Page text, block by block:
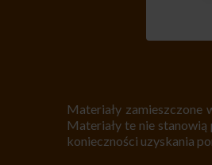
Materiały
Materiały te nie
konieczności uzyskania